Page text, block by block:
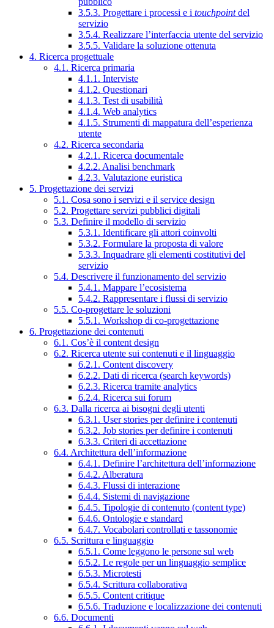
3.5.3. Progettare i processi e i touchpointdel
servizio
3.5.4. Realizzare l’interfaccia utente del servizio
3.5.5. Validare la soluzione ottenuta
4. Ricerca progettuale
4.1. Ricerca primaria
4.1.1. Interviste
4.1.2. Questionari
4.1.3. Test di usabilità
4.1.4. Web analytics
4.1.5. Strumenti di mappatura dell’esperienza
utente
4.2. Ricerca secondaria
4.2.1. Ricerca documentale
4.2.2. Analisi benchmark
4.2.3. Valutazione euristica
5. Progettazione dei servizi
5.1. Cosa sono i servizi e il service design
5.2. Progettare servizi pubblici digitali
5.3. Definire il modello di servizio
5.3.1. Identificare gli attori coinvolti
5.3.2. Formulare la proposta di valore
5.3.3. Inquadrare gli elementi costitutivi del
servizio
5.4. Descrivere il funzionamento del servizio
5.4.1. Mappare l’ecosistema
5.4.2. Rappresentare i flussi di servizio
5.5. Co-progettare le soluzioni
5.5.1. Workshop di co-progettazione
6. Progettazione dei contenuti
6.1. Cos’è il content design
6.2. Ricerca utente sui contenuti e il linguaggio
6.2.1. Content discovery
6.2.2. Dati di ricerca (search keywords)
6.2.3. Ricerca tramite analytics
6.2.4. Ricerca sui forum
6.3. Dalla ricerca ai bisogni degli utenti
6.3.1. User stories per definire i contenuti
6.3.2. Job stories per definire i contenuti
6.3.3. Criteri di accettazione
6.4. Architettura dell’informazione
6.4.1. Definire l’architettura dell’informazione
6.4.2. Alberatura
6.4.3. Flussi di interazione
6.4.4. Sistemi di navigazione
6.4.5. Tipologie di contenuto (content type)
6.4.6. Ontologie e standard
6.4.7. Vocabolari controllati e tassonomie
6.5. Scrittura e linguaggio
6.5.1. Come leggono le persone sul web
6.5.2. Le regole per un linguaggio semplice
6.5.3. Microtesti
6.5.4. Scrittura collaborativa
6.5.5. Content critique
6.5.6. Traduzione e localizzazione dei contenuti
6.6. Documenti